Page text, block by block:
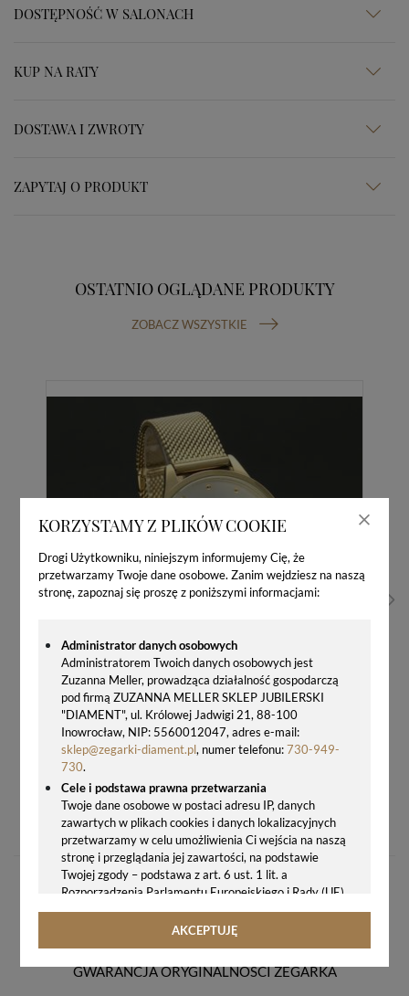
KORZYSTAMY Z PLIKÓW COOKIE
Drogi Użytkowniku, niniejszym informujemy Cię, że
przetwarzamy Twoje dane osobowe. Zanim wejdziesz na naszą
stronę, zapoznaj się proszę z poniższymi informacjami:
Administrator danych osobowych
Administratorem Twoich danych osobowych jest
Zuzanna Meller, prowadząca działalność gospodarczą
pod firmą ZUZANNA MELLER SKLEP JUBILERSKI
"DIAMENT", ul. Królowej Jadwigi 21, 88-100
Inowrocław, NIP: 5560012047, adres e-mail:
sklep@zegarki-diament.pl, numer telefonu:730-949-
730.
Cele i podstawa prawna przetwarzania
Twoje dane osobowe w postaci adresu IP, danych
zawartych w plikach cookies i danych lokalizacyjnych
przetwarzamy w celu umożliwienia Ci wejścia na naszą
stronę i przeglądania jej zawartości, na podstawie
Twojej zgody – podstawa z art. 6 ust. 1 lit. a
Rozporządzenia Parlamentu Europejskiego i Rady (UE)
2016/679 z 27.04.2016 r. w sprawie ochrony osób
fizycznych w związku z przetwarzaniem danych
rozporządzenie o ochronie danych, tj. RODO).
AKCEPTUJĘ
DOSTĘPNOŚĆ W SALONACH
KUP NA RATY
DOSTAWA I ZWROTY
ZAPYTAJ O PRODUKT
OSTATNIO OGLĄDANE PRODUKTY
ZOBACZ WSZYSTKIE
178,00 zł
GWARANCJA ORYGINALNOŚCI ZEGARKA